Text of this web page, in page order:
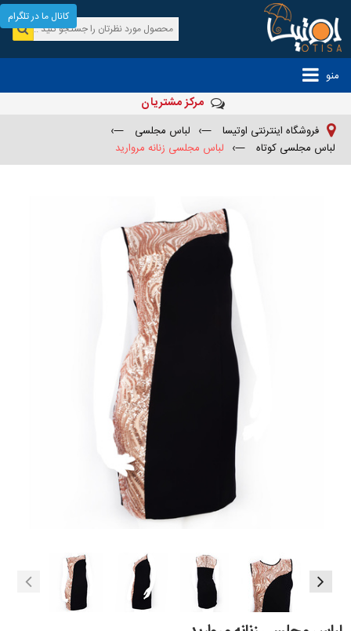
منو
مرکز مشتریان
فروشگاه اینترنتی اوتیسا —› لباس مجلسی
—›
لباس مجلسی کوتاه
—› لباس مجلسی زنانه مروارید
کانال ما در تلگرام